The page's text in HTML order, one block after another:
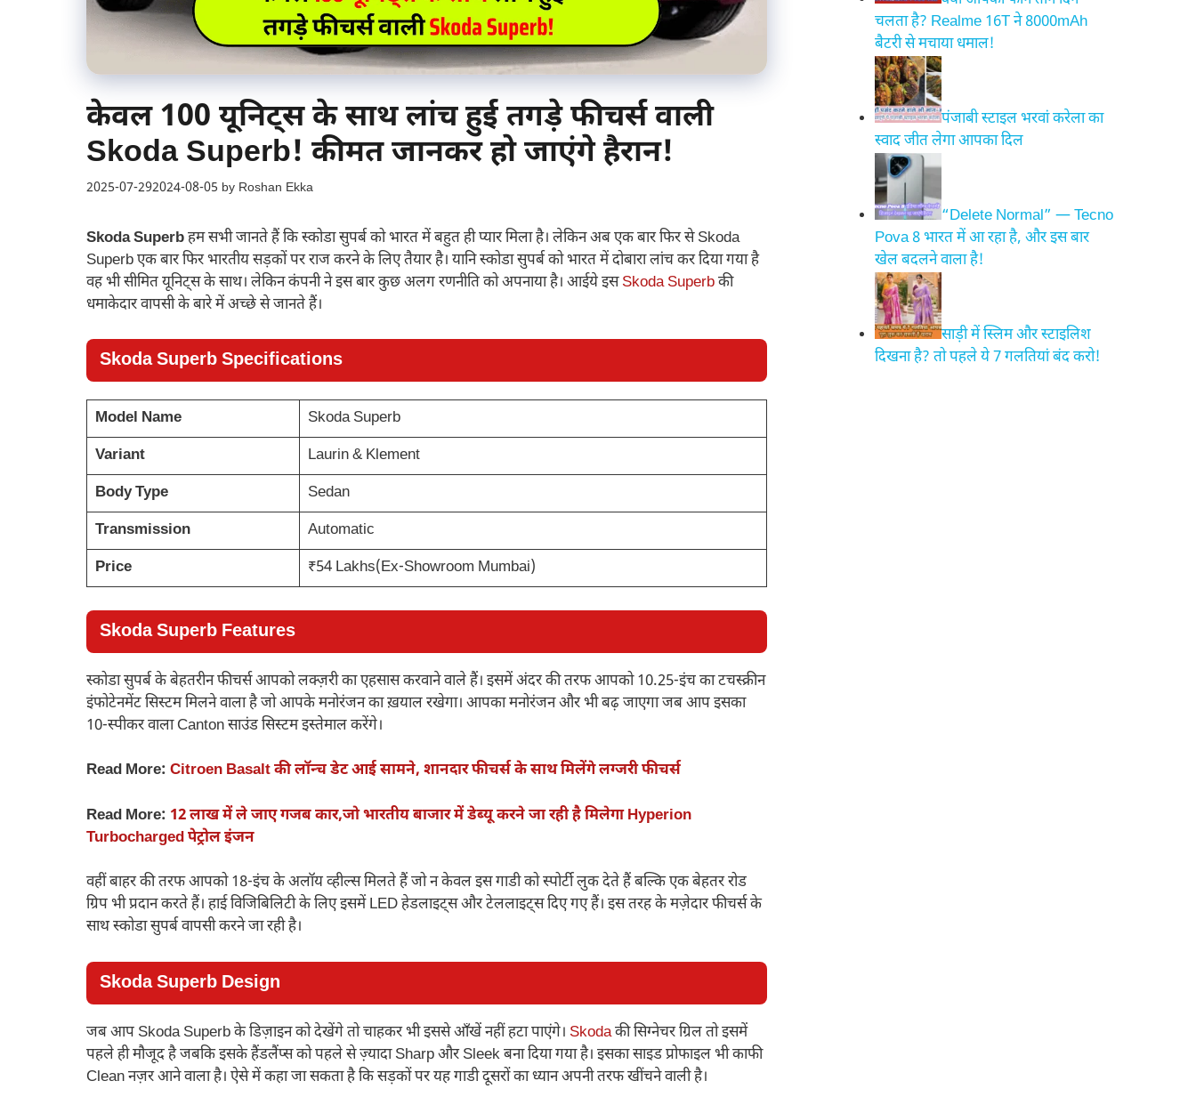
केवल 100 यूनिट्स के साथ लांच हुई तगड़े फीचर्स वाली
Skoda Superb! कीमत जानकर हो जाएंगे हैरान!
2025-07-292024-08-05 by Roshan Ekka
Skoda Superbहम सभी जानते हैं कि स्कोडा सुपर्ब को भारत में बहुत ही प्यार मिला है। लेकिन अब एक बार फिर से Skoda
Superb एक बार फिर भारतीय सड़कों पर राज करने के लिए तैयार है। यानि स्कोडा सुपर्ब को भारत में दोबारा लांच कर दिया गया है
वह भी सीमित यूनिट्स के साथ। लेकिन कंपनी ने इस बार कुछ अलग रणनीति को अपनाया है। आईये इसSkoda Superbकी
धमाकेदार वापसी के बारे में अच्छे से जानते हैं।
Skoda Superb Specifications
Model Name
Skoda Superb
Variant
Laurin & Klement
Body Type
Sedan
Transmission
Automatic
Price
₹54 Lakhs(Ex-Showroom Mumbai)
Skoda Superb Features
स्कोडा सुपर्ब के बेहतरीन फीचर्स आपको लक्ज़री का एहसास करवाने वाले हैं। इसमें अंदर की तरफ आपको 10.25-इंच का टचस्क्रीन
इंफोटेनमेंट सिस्टम मिलने वाला है जो आपके मनोरंजन का ख़याल रखेगा। आपका मनोरंजन और भी बढ़ जाएगा जब आप इसका
10-स्पीकर वाला Canton साउंड सिस्टम इस्तेमाल करेंगे।
Read More: Citroen Basalt की लॉन्च डेट आई सामने, शानदार फीचर्स के साथ मिलेंगे लग्जरी फीचर्स
Read More: 12 लाख में ले जाए गजब कार,जो भारतीय बाजार में डेब्यू करने जा रही है मिलेगा Hyperion
Turbocharged पेट्रोल इंजन
वहीं बाहर की तरफ आपको 18-इंच के अलॉय व्हील्स मिलते हैं जो न केवल इस गाडी को स्पोर्टी लुक देते हैं बल्कि एक बेहतर रोड
ग्रिप भी प्रदान करते हैं। हाई विजिबिलिटी के लिए इसमें LED हेडलाइट्स और टेललाइट्स दिए गए हैं। इस तरह के मज़ेदार फीचर्स के
साथ स्कोडा सुपर्ब वापसी करने जा रही है।
Skoda Superb Design
जब आप Skoda Superb के डिज़ाइन को देखेंगे तो चाहकर भी इससे आँखें नहीं हटा पाएंगे। Skodaकी सिग्नेचर ग्रिल तो इसमें
पहले ही मौजूद है जबकि इसके हैंडलैंप्स को पहले से ज़्यादा Sharp और Sleek बना दिया गया है। इसका साइड प्रोफाइल भी काफी
Clean नज़र आने वाला है। ऐसे में कहा जा सकता है कि सड़कों पर यह गाडी दूसरों का ध्यान अपनी तरफ खींचने वाली है।
चलता है? Realme 16T ने 8000mAh
बैटरी से मचाया धमाल!
पंजाबी स्टाइल भरवां करेला का
स्वाद जीत लेगा आपका दिल
“Delete Normal” — Tecno
Pova 8 भारत में आ रहा है, और इस बार
खेल बदलने वाला है!
साड़ी में स्लिम और स्टाइलिश
दिखना है? तो पहले ये 7 गलतियां बंद करो!